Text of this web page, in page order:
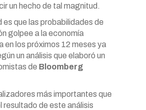
un hecho de tal magnitud.
es que las probabilidades de
golpee a la economía
en los próximos 12 meses ya
un análisis que elaboró un
de Bloomberg
más importantes que
resultado de este análisis